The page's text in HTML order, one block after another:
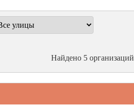
Найдено 5 организаций